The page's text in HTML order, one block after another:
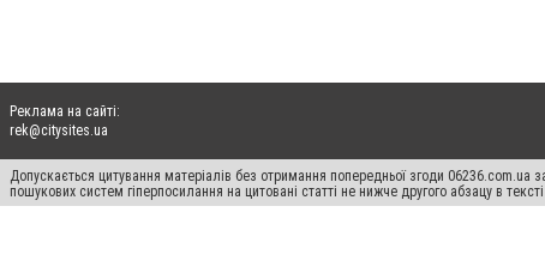
Реклама на сайті:
rek@citysites.ua
Допускається цитування матеріалів без отримання попередньої згоди
пошукових систем гіперпосилання на цитовані статті не нижче другого абзацу в